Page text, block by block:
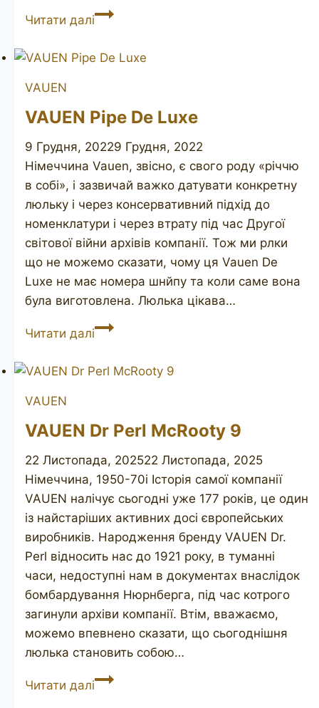
Читати даліVAUEN
VAUEN
VAUEN Pipe De Luxe
9 Грудня, 20229 Грудня, 2022
Німеччина Vauen, звісно, є свого роду «річчю
в собі», і зазвичай важко датувати конкретну
люльку і через консервативний підхід до
номенклатури і через втрату під час Другої
світової війни архівів компанії. Тож ми рлки
що не можемо сказати, чому ця Vauen De
Luxe не має номера шнйпу та коли саме вона
була виготовлена. Люлька цікава…
Читати даліVAUEN
De
VAUEN
VAUEN Dr Perl McRooty 9
22 Листопада, 202522 Листопада, 2025
Німеччина, 1950-70і Історія самої компанії
VAUEN налічує сьогодні уже 177 років, це один
із найстаріших активних досі європейських
виробників. Народження бренду VAUEN Dr.
Perl відносить нас до 1921 року, в туманні
часи, недоступні нам в документах внаслідок
бомбардування Нюрнберга, під час котрого
загинули архіви компанії. Втім, вважаємо,
можемо впевнено сказати, що сьогоднішня
люлька становить собою…
Читати даліVAUEN